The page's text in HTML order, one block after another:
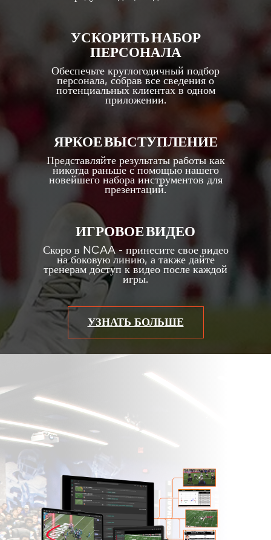
УСКОРИТЬ НАБОР
ПЕРСОНАЛА
Обеспечьте круглогодичный подбор
персонала, собрав все сведения о
потенциальных клиентах в одном
приложении.
ЯРКОЕ ВЫСТУПЛЕНИЕ
Представляйте результаты работы как
никогда раньше с помощью нашего
новейшего набора инструментов для
презентаций.
ИГРОВОЕ ВИДЕО
Скоро в NCAA - принесите свое видео
на боковую линию, а также дайте
тренерам доступ к видео после каждой
игры.
УЗНАТЬ БОЛЬШЕ